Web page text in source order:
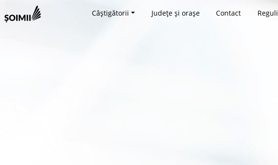
Câștigătorii Județe și orașe Contact Reguli